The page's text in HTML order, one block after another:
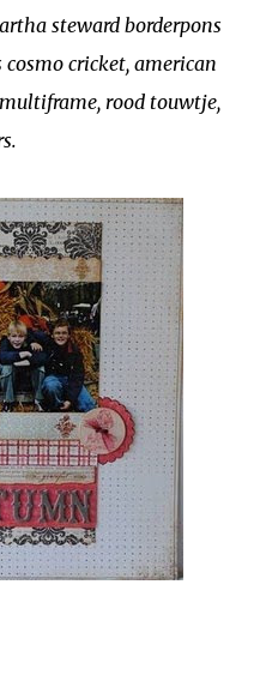
steward borderpons
cricket, american
rood touwtje,